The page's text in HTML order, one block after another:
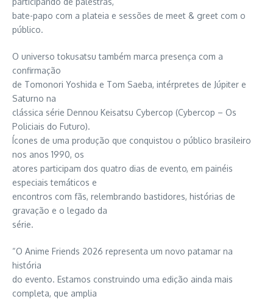
bate-papo com a plateia e sessões de meet & greet com o
público.
O universo tokusatsu também marca presença com a
confirmação
de Tomonori Yoshida e Tom Saeba, intérpretes de Júpiter e
Saturno na
clássica série Dennou Keisatsu Cybercop (Cybercop – Os
Policiais do Futuro).
Ícones de uma produção que conquistou o público brasileiro
nos anos 1990, os
atores participam dos quatro dias de evento, em painéis
especiais temáticos e
encontros com fãs, relembrando bastidores, histórias de
gravação e o legado da
série.
“O Anime Friends 2026 representa um novo patamar na
história
do evento. Estamos construindo uma edição ainda mais
completa, que amplia